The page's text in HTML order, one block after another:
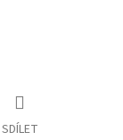
SDÍLET